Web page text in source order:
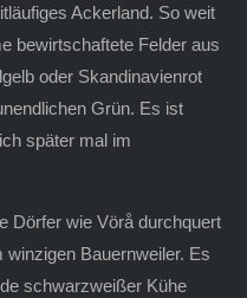
Ackerland. So weit
bewirtschaftete Felder aus
oder Skandinavienrot
Grün. Es ist
später mal im
Dörfer wie Vörå durchquert
winzigen Bauernweiler. Es
schwarzweißer Kühe